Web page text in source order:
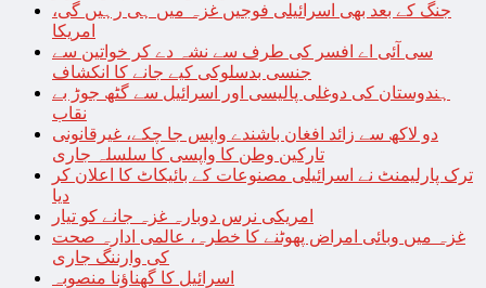
جنگ کے بعد بھی اسرائیلی فوجیں غزہ میں ہی رہیں گی،
امریکا
سی آئی اے افسر کی طرف سے نشہ دے کر خواتین سے
جنسی بدسلوکی کیے جانے کا انکشاف
ہندوستان کی دوغلی پالیسی اور اسرائیل سے گٹھ جوڑ بے
نقاب
دو لاکھ سے زائد افغان باشندے واپس جا چکے، غیرقانونی
تارکین وطن کا واپسی کا سلسلہ جاری
ترک پارلیمنٹ نے اسرائیلی مصنوعات کے بائیکاٹ کا اعلان کر
دیا
امریکی نرس دوبارہ غزہ جانے کو تیار
غزہ میں وبائی امراض پھوٹنے کا خطرہ، عالمی ادارہ صحت
کی وارننگ جاری
اسرائیل کا گھناؤنا منصوبہ